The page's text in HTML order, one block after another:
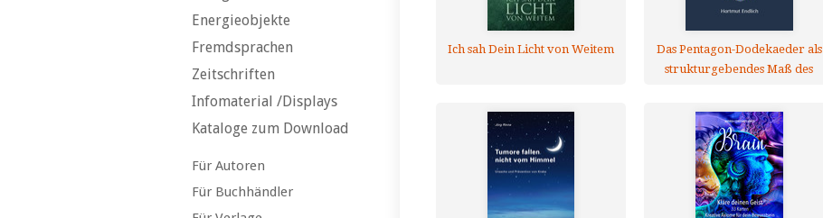
Energieobjekte
Fremdsprachen
Zeitschriften
Infomaterial /Displays
Kataloge zum Download
Für Autoren
Für Buchhändler
Ich sah Dein Licht von Weitem
Das Pentagon-Dodekaeder als
strukturgebendes Maß des